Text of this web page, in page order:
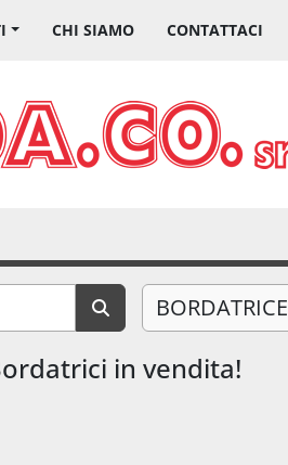
CHI SIAMO CONTATTACI
BORDATRICE
in vendita!